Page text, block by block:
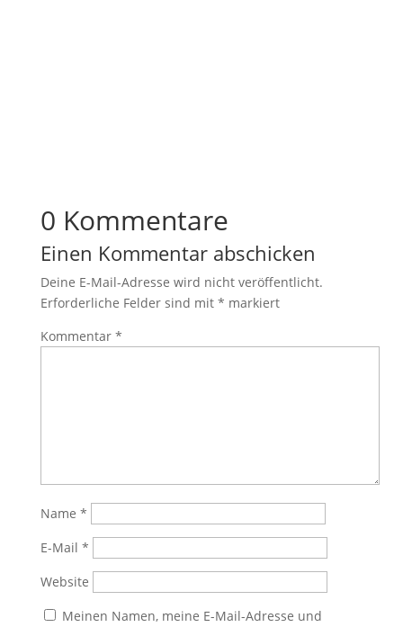
0 Kommentare
Einen Kommentar abschicken
Deine E-Mail-Adresse wird nicht veröffentlicht.
Erforderliche Felder sind mit * markiert
Kommentar *
Name *
E-Mail *
Website
Meinen Namen, meine E-Mail-Adresse und